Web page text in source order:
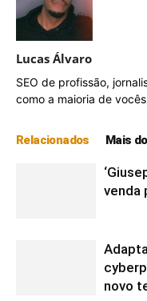
Lucas Álvaro
SEO de profissão,
como a maioria de
Relacionados Mais
venda
novo